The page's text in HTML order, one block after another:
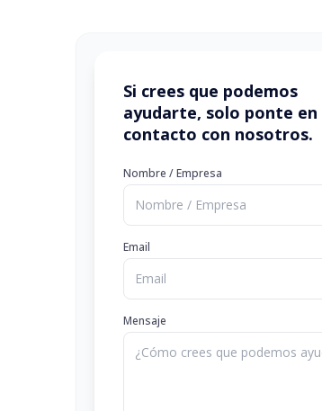
Si crees que podemos
ayudarte, solo ponte en
contacto con nosotros.
Nombre / Empresa
Email
Mensaje